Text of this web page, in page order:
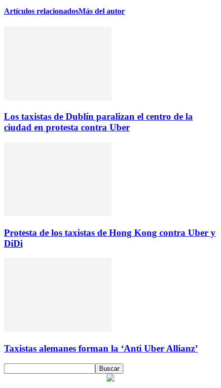
Artículos relacionadosMás del autor
Los taxistas de Dublín paralizan el centro de la
ciudad en protesta contra Uber
Protesta de los taxistas de Hong Kong contra Uber y
DiDi
Taxistas alemanes forman la ‘Anti Uber Allianz’